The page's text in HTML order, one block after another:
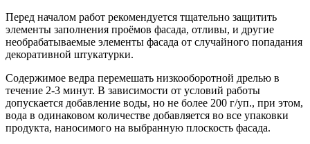
Перед началом работ рекомендуется тщательно защитить
элементы заполнения проёмов фасада, отливы, и другие
необрабатываемые элементы фасада от случайного попадания
декоративной штукатурки.
Содержимое ведра перемешать низкооборотной дрелью в
течение 2-3 минут. В зависимости от условий работы
допускается добавление воды, но не более 200 г/уп., при этом,
вода в одинаковом количестве добавляется во все упаковки
продукта, наносимого на выбранную плоскость фасада.